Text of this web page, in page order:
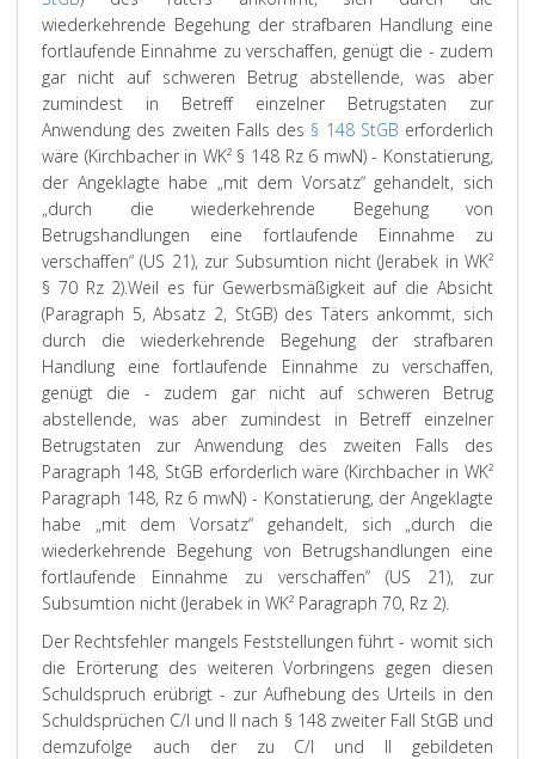
wiederkehrende Begehung der strafbaren Handlung eine
fortlaufende Einnahme zu verschaffen, genügt die - zudem
gar nicht auf schweren Betrug abstellende, was aber
zumindest in Betreff einzelner Betrugstaten zur
Anwendung des zweiten Falls des § 148 StGB erforderlich
wäre (Kirchbacherin WK² § 148 Rz 6 mwN) - Konstatierung,
der Angeklagte habe „mit dem Vorsatz“ gehandelt, sich
„durch die wiederkehrende Begehung von
Betrugshandlungen eine fortlaufende Einnahme zu
verschaffen“ (US 21), zur Subsumtion nicht (Jerabek in WK²
§ 70 Rz 2).Weil es für Gewerbsmäßigkeit auf die Absicht
(Paragraph 5, Absatz 2, StGB) des Täters ankommt, sich
durch die wiederkehrende Begehung der strafbaren
Handlung eine fortlaufende Einnahme zu verschaffen,
genügt die - zudem gar nicht auf schweren Betrug
abstellende, was aber zumindest in Betreff einzelner
Betrugstaten zur Anwendung des zweiten Falls des
Paragraph 148, StGB erforderlich wäre (Kirchbacher in WK²
Paragraph 148, Rz 6 mwN) - Konstatierung, der Angeklagte
habe „mit dem Vorsatz“ gehandelt, sich „durch die
wiederkehrende Begehung von Betrugshandlungen eine
fortlaufende Einnahme zu verschaffen“ (US 21), zur
Subsumtion nicht (Jerabek in WK² Paragraph 70, Rz 2).
Der Rechtsfehler mangels Feststellungen führt - womit sich
die Erörterung des weiteren Vorbringens gegen diesen
Schuldspruch erübrigt - zur Aufhebung des Urteils in den
Schuldsprüchen C/I und II nach § 148 zweiter Fall StGB und
demzufolge auch der zu C/I und II gebildeten